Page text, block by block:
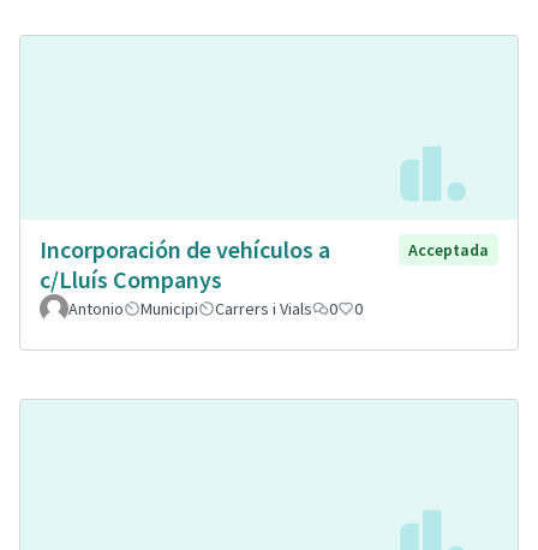
Incorporación de vehículos a
c/Lluís Companys
Acceptada
Antonio Municipi Carrers i Vials 0 0